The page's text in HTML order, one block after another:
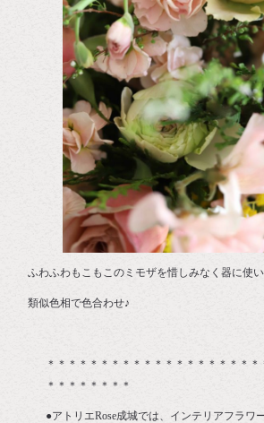
ふわふわもこもこのミモザを惜しみなく器に使い
類似色相で色合わせ♪
＊＊＊＊＊＊＊＊＊＊＊＊＊＊＊＊＊＊＊＊
＊＊＊＊＊＊＊＊
●アトリエRose成城では、インテリアフラワ